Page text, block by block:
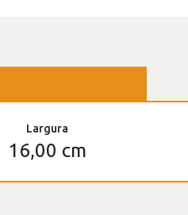
Largura
16,00 cm